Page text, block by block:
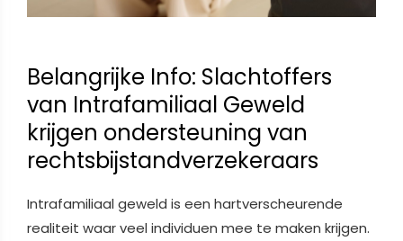
Belangrijke Info: Slachtoffers
van Intrafamiliaal Geweld
krijgen ondersteuning van
rechtsbijstandverzekeraars
Intrafamiliaal geweld is een hartverscheurende
realiteit waar veel individuen mee te maken krijgen.